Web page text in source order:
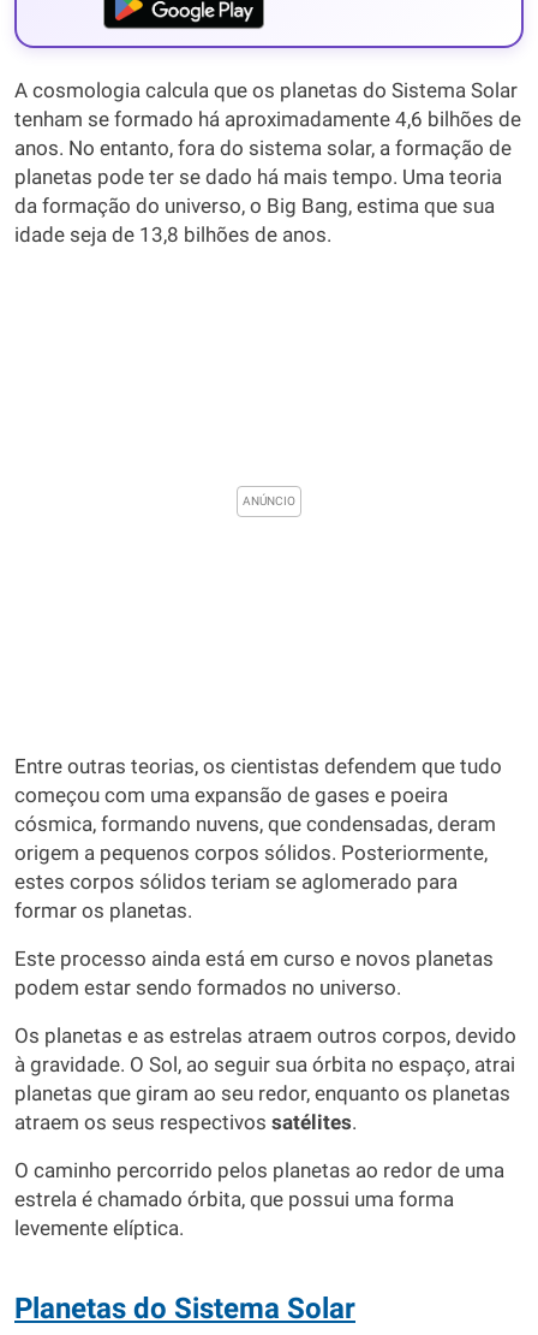
A cosmologia calcula que os planetas do Sistema Solar
tenham se formado há aproximadamente 4,6 bilhões de
anos. No entanto, fora do sistema solar, a formação de
planetas pode ter se dado há mais tempo. Uma teoria
da formação do universo, o Big Bang, estima que sua
idade seja de 13,8 bilhões de anos.
Entre outras teorias, os cientistas defendem que tudo
começou com uma expansão de gases e poeira
cósmica, formando nuvens, que condensadas, deram
origem a pequenos corpos sólidos. Posteriormente,
estes corpos sólidos teriam se aglomerado para
formar os planetas.
Este processo ainda está em curso e novos planetas
podem estar sendo formados no universo.
Os planetas e as estrelas atraem outros corpos, devido
à gravidade. O Sol, ao seguir sua órbita no espaço, atrai
planetas que giram ao seu redor, enquanto os planetas
atraem os seus respectivos satélites.
O caminho percorrido pelos planetas ao redor de uma
estrela é chamado órbita, que possui uma forma
levemente elíptica.
Planetas do Sistema Solar